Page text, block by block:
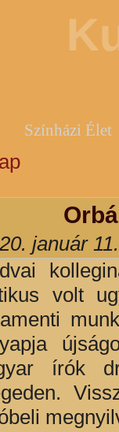
Színházi Élet
hely
január
volt
írók